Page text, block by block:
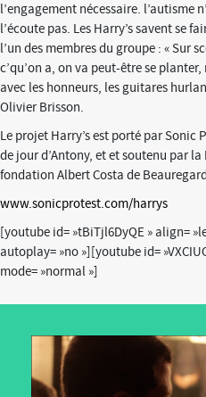
l’engagement nécessaire. l’autisme
l’écoute pas. Les Harry’s savent se
l’un des membres du groupe : « Sur
c’qu’on a, on va peut-être se
avec les honneurs, les guitares
Olivier Brisson.
Le projet Harry’s est porté par Sonic
de jour d’Antony, et et soutenu par la
fondation Albert Costa de
www.sonicprotest.com/harrys
[youtube id= »tBiTjl6DyQE » align=
autoplay= »no »][youtube id=
mode= »normal »]